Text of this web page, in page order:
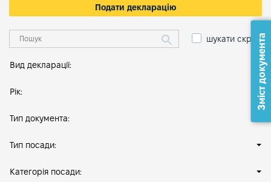
Подати декларацію
шукати скрізь
Вид декларації:
Рік:
Тип документа:
Тип посади:
Категорія посади:
Зміст документа